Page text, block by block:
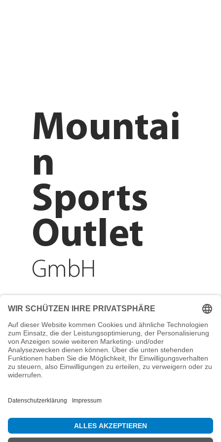
Adresse
Reichenberger Str. 1
84130 Dingolfing
Telefon
info@mountain-sports-
Mountai
n
Sports
Outlet
GmbH